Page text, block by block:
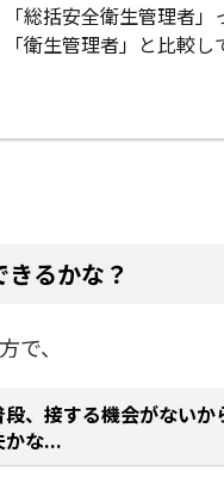
「総括安全衛生管理者」
「衛生管理者」と比較
きるかな？
で、
、接する機会がないか
かな...